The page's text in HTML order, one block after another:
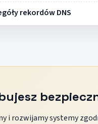
rekordów DNS
i rozwijamy systemy